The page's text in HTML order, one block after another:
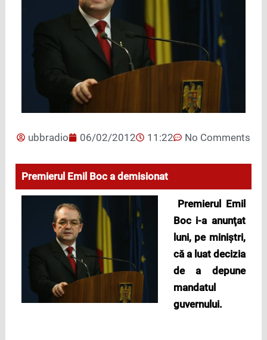
ubbradio 06/02/2012 11:22 No Comments
Premierul Emil Boc a demisionat
Premierul Emil
Boc i-a anunţat
luni, pe miniştri,
că a luat decizia
de a depune
mandatul
guvernului.